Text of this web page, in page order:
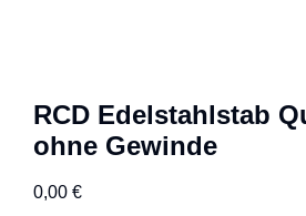
RCD Edelstahlstab
ohne Gewinde
0,00 €